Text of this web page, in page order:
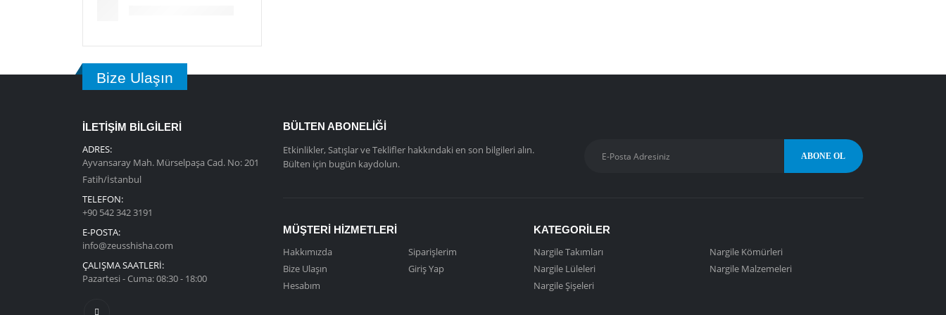
Bize Ulaşın
İLETİŞİM BİLGİLERİ
ADRES:
Ayvansaray Mah. Mürselpaşa Cad. No: 201
Fatih/İstanbul
TELEFON:
+90 542 342 3191
E-POSTA:
info@zeusshisha.com
ÇALIŞMA SAATLERİ:
Pazartesi - Cuma: 08:30 - 18:00
BÜLTEN ABONELIĞI
Etkinlikler, Satışlar ve Teklifler hakkındaki en son bilgileri alın.
Bülten için bugün kaydolun.
MÜŞTERI HIZMETLERI
Hakkımızda
Bize Ulaşın
Hesabım
Siparişlerim
Giriş Yap
KATEGORILER
Nargile Takımları
Nargile Lüleleri
Nargile Şişeleri
Nargile Kömürleri
Nargile Malzemeleri